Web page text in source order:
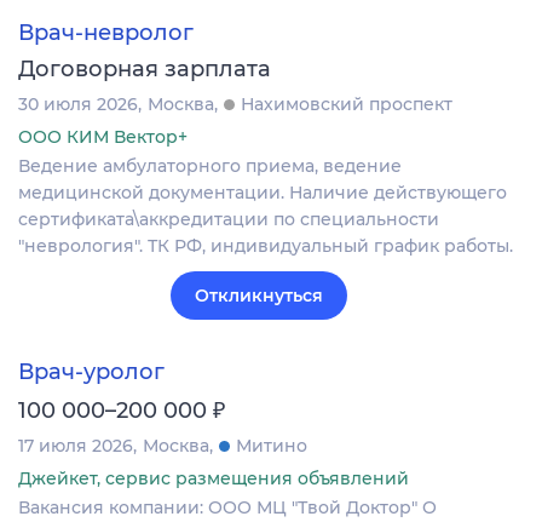
Врач-невролог
Договорная зарплата
30 июля 2026 Москва
Нахимовский проспект
ООО КИМ Вектор+
Ведение амбулаторного приема, ведение
медицинской документации. Наличие действующего
сертификата\аккредитации по специальности
"неврология". ТК РФ, индивидуальный график работы.
Откликнуться
Врач-уролог
100 000–200 000 ₽
17 июля 2026 Москва
Митино
Джейкет, сервис размещения объявлений
Вакансия компании: ООО МЦ "Твой Доктор" О